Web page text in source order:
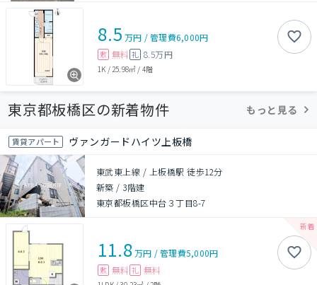
8.5 万円 /管理費6,000円
敷 無料 礼 8.5万円
1K / 25.98㎡ / 4階
東京都板橋区の新着物件 もっと見る
賃貸アパート ヴァンガードハイツ上板橋
東武東上線 / 上板橋駅 徒歩12分
新築 / 3階建
東京都板橋区中台３丁目8-7
11.8万円 /管理費5,000円
敷 無料 礼 無料